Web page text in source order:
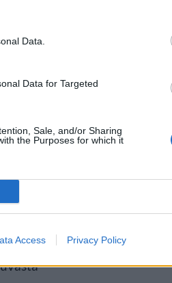
Data.
Data for Targeted
Sale, and/or Sharing
the Purposes for which it
Access Privacy Policy
ollut